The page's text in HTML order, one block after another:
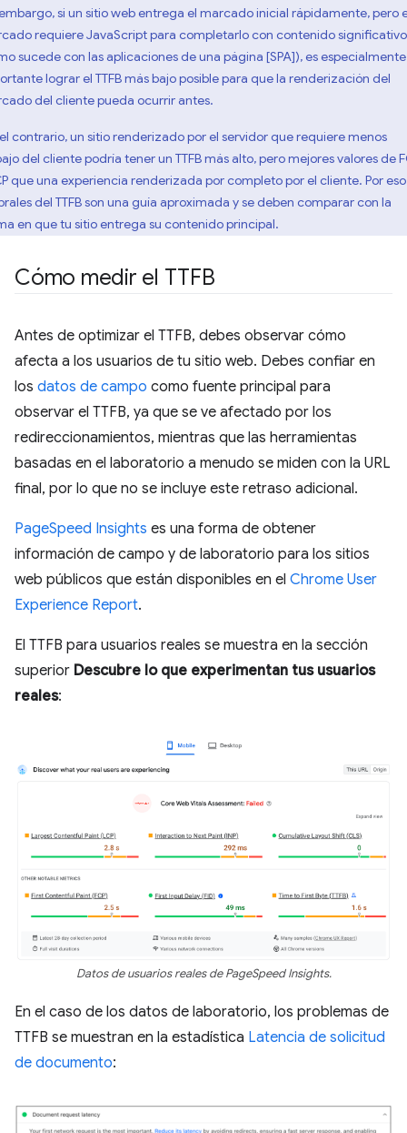
si un sitio web entrega el marcado inicial rápidamente, pero
requiere JavaScript para completarlo con contenido significativo
sucede con las aplicaciones de una página [SPA]), es especialmente
lograr el TTFB más bajo posible para que la renderización del
del cliente pueda ocurrir antes.
contrario, un sitio renderizado por el servidor que requiere menos
del cliente podría tener un TTFB más alto, pero mejores valores de
que una experiencia renderizada por completo por el cliente. Por
del TTFB son una guía aproximada y se deben comparar con la
en que tu sitio entrega su contenido principal.
Cómo medir el TTFB
Antes de optimizar el TTFB, debes observar cómo
afecta a los usuarios de tu sitio web. Debes confiar en
los datos de campo como fuente principal para
observar el TTFB, ya que se ve afectado por los
redireccionamientos, mientras que las herramientas
basadas en el laboratorio a menudo se miden con la URL
final, por lo que no se incluye este retraso adicional.
PageSpeed Insights es una forma de obtener
información de campo y de laboratorio para los sitios
web públicos que están disponibles en el Chrome User
Experience Report.
El TTFB para usuarios reales se muestra en la sección
superior Descubre lo que experimentan tus usuarios
reales:
Datos de usuarios reales de PageSpeed Insights.
En el caso de los datos de laboratorio, los problemas de
TTFB se muestran en la estadística Latencia de solicitud
de documento: